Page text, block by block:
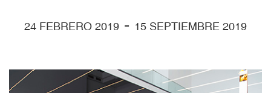
24 FEBRERO 2019 - 15 SEPTIEMBRE 2019